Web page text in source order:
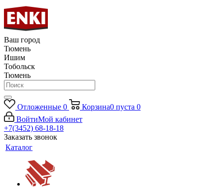
Ваш город
Тюмень
Ишим
Тобольск
Тюмень
Отложенные 0 Корзина0 пуста 0
ВойтиМой кабинет
+7(3452) 68-18-18
Заказать звонок
Каталог